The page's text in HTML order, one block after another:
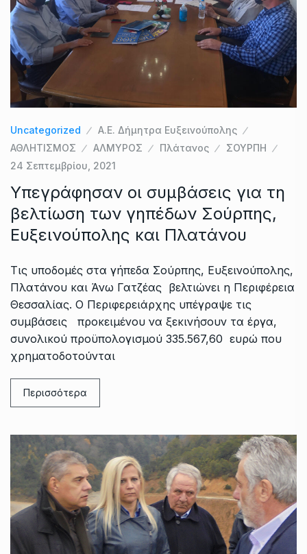
Uncategorized
Α.Ε. Δήμητρα Ευξεινούπολης
ΑΘΛΗΤΙΣΜΟΣ
ΑΛΜΥΡΟΣ Πλάτανος
ΣΟΥΡΠΗ
24 Σεπτεμβρίου, 2021
Υπεγράφησαν οι συμβάσεις για τη
βελτίωση των γηπέδων Σούρπης,
Ευξεινούπολης και Πλατάνου
Τις υποδομές στα γήπεδα Σούρπης, Ευξεινούπολης,
Πλατάνου και Άνω Γατζέας βελτιώνει η Περιφέρεια
Θεσσαλίας. Ο Περιφερειάρχης υπέγραψε τις
συμβάσεις προκειμένου να ξεκινήσουν τα έργα,
συνολικού προϋπολογισμού 335.567,60 ευρώ που
χρηματοδοτούνται
Περισσότερα